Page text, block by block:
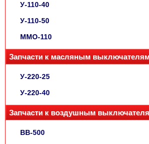
У-110-40
У-110-50
ММО-110
Запчасти к масляным
У-220-25
У-220-40
Запчасти к воздушным
ВВ-500